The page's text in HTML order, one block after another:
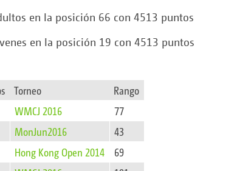
en la posición 66 con 4513 puntos
en la posición 19 con 4513 puntos
Torneo Rango
WMCJ 2016
77
MonJun2016
43
Hong Kong Open 2014
69